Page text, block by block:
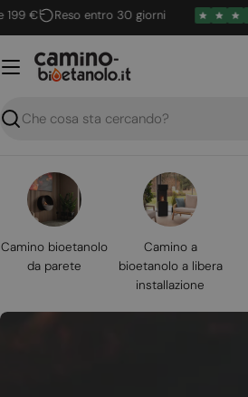
Vai
al
contenuto
Reso entro 30 giorni
Ricerca
Camino bioetanolo
da parete
Camino a
bioetanolo a libera
installazione